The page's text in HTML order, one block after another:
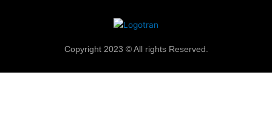
Copyright 2023 © All rights Reserved.